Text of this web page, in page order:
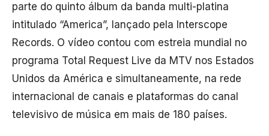
parte do quinto álbum da banda multi-platina
intitulado “America”, lançado pela Interscope
Records. O vídeo contou com estreia mundial no
programa Total Request Live da MTV nos Estados
Unidos da América e simultaneamente, na rede
internacional de canais e plataformas do canal
televisivo de música em mais de 180 países.